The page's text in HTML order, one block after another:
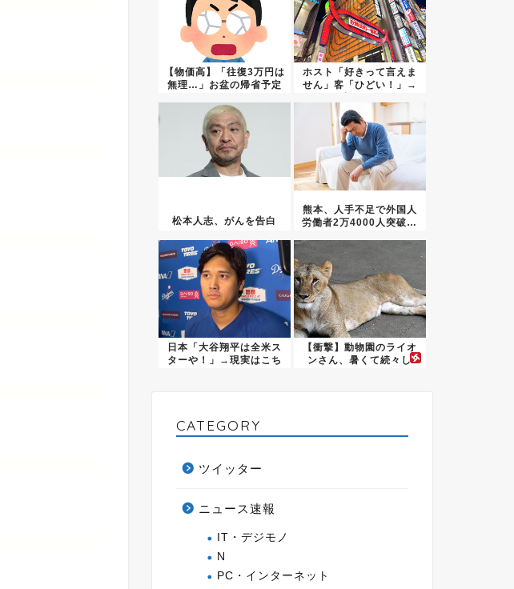
【物価高】「往復3万円は
無理…」お盆の帰省予定
ホスト「好きって言えま
せん」客「ひどい！」→
松本人志、がんを告白
熊本、人手不足で外国人
労働者2万4000人突破…
日本「大谷翔平は全米ス
ターや！」→現実はこち
【衝撃】動物園のライオ
ンさん、暑くて続々し
CATEGORY
ツイッター
ニュース速報
IT・デジモノ
N
PC・インターネット